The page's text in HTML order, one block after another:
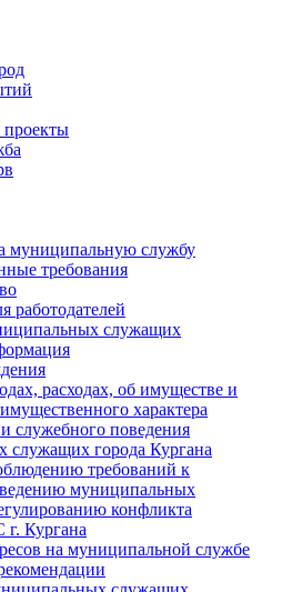
муниципальную службу
требования
работодателей
служащих
расходах, об имуществе и
имущественного характера
служебного поведения
служащих города Кургана
требований к
муниципальных
конфликта
Кургана
на муниципальной службе